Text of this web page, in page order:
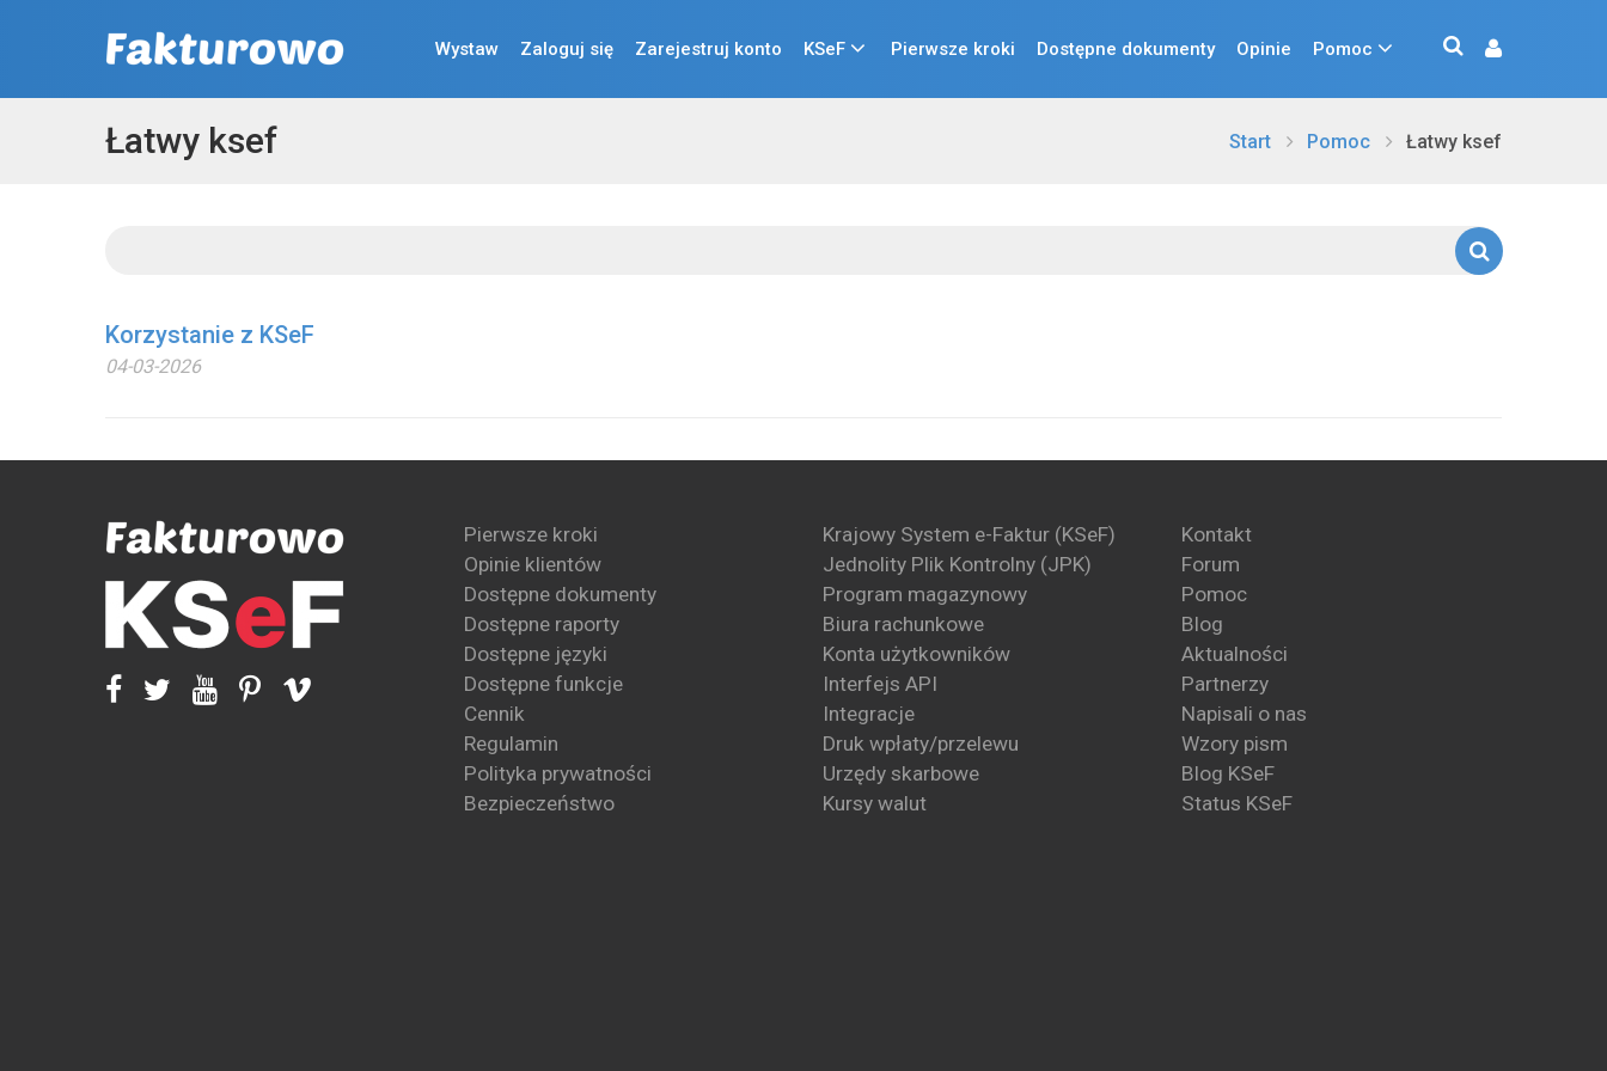
Wystaw Zaloguj się Zarejestruj konto KSeF Pierwsze kroki Dostępne dokumenty Opinie Pomoc
Łatwy ksef Start Pomoc Łatwy ksef
Korzystanie z KSeF
04-03-2026
Pierwsze kroki
Opinie klientów
Dostępne dokumenty
Dostępne raporty
Dostępne języki
Dostępne funkcje
Cennik
Regulamin
Polityka prywatności
Bezpieczeństwo
Krajowy System e-Faktur (KSeF)
Jednolity Plik Kontrolny (JPK)
Program magazynowy
Biura rachunkowe
Konta użytkowników
Interfejs API
Integracje
Druk wpłaty/przelewu
Urzędy skarbowe
Kursy walut
Kontakt
Forum
Pomoc
Blog
Aktualności
Partnerzy
Napisali o nas
Wzory pism
Blog KSeF
Status KSeF